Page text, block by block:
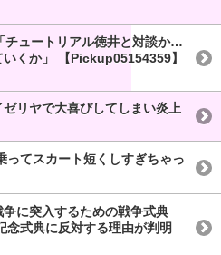
チュートリアル徳井と対談か…
くか」 【Pickup05154359】
ゼリヤで大喜びしてしまい炎上
ってスカート短くしすぎちゃっ
争に突入するための戦争式典
念式典に反対する理由が判明